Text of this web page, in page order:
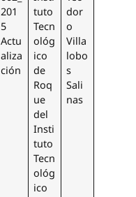
201
5
Actu
aliza
ción
tuto
Tecn
ológ
ico
de
Roq
ue
del
Insti
tuto
Tecn
ológ
ico
dor
o
Villa
lobo
s
Sali
nas